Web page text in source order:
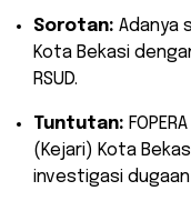
Sorotan: Adanya
Kota Bekasi
RSUD.
Tuntutan:
(Kejari) Kota
investigasi dugaan